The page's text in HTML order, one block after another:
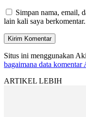
Simpan nama, email,
lain kali saya berkomentar.
Situs ini menggunakan
bagaimana data komentar
ARTIKEL LEBIH